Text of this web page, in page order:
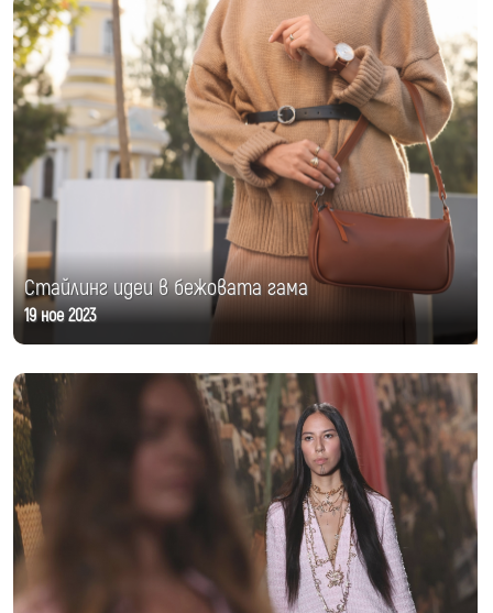
Стайлинг идеи в бежовата гама
19 ное 2023